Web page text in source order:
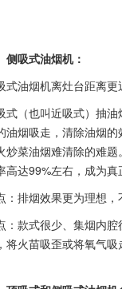
侧吸式油烟机：
式油烟机离灶台距离更
式（也叫近吸式）抽
油烟吸走，清除油烟
炒菜油烟难清除的难
高达99%左右，成为真
：排烟效果更为理想，
：款式很少、集烟内
将火苗吸歪或将氧气吸